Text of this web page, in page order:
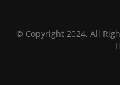
© Copyright 2024, All